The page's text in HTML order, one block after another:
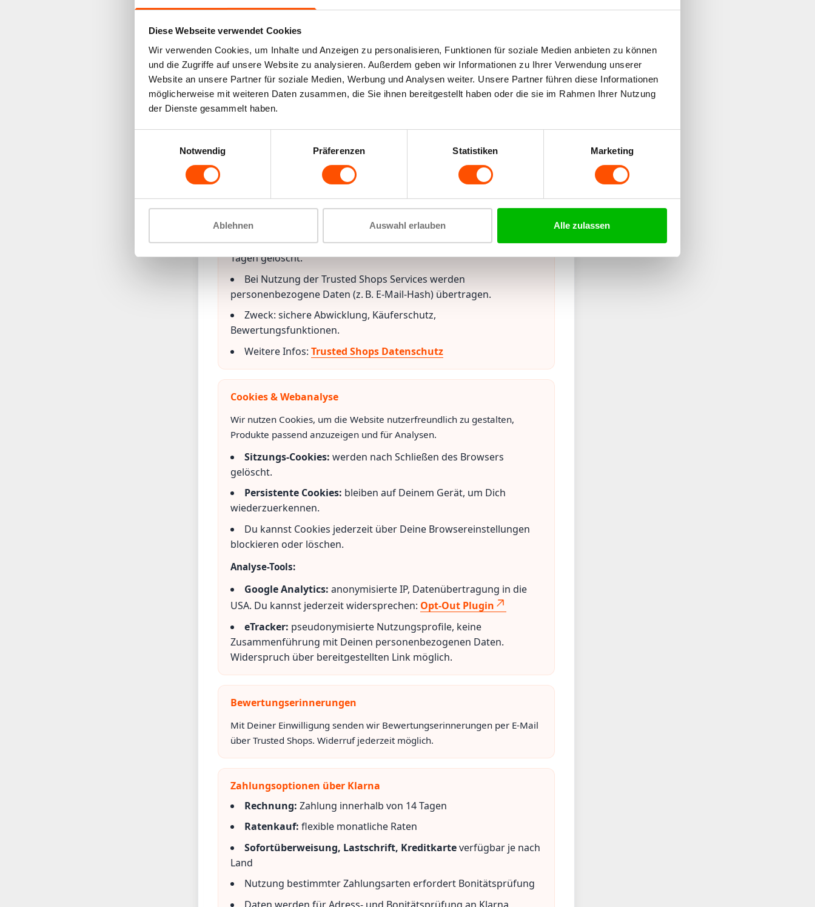
Diese Webseite verwendet Cookies
Wir verwenden Cookies, um Inhalte und Anzeigen zu personalisieren, Funktionen für soziale Medien anbieten zu können
und die Zugriffe auf unsere Website zu analysieren. Außerdem geben wir Informationen zu Ihrer Verwendung unserer
Website an unsere Partner für soziale Medien, Werbung und Analysen weiter. Unsere Partner führen diese Informationen
möglicherweise mit weiteren Daten zusammen, die Sie ihnen bereitgestellt haben oder die sie im Rahmen Ihrer Nutzung
der Dienste gesammelt haben.
Notwendig
Präferenzen Statistiken Marketing
Ablehnen Auswahl erlauben Alle zulassen
E-Mail-Newsletter
Mit Anmeldung:Wir senden Dir den Newsletter nur mit Deiner
Einwilligung. Abmeldung jederzeit möglich über Link im Newsletter
oder Kontakt.
Ohne Anmeldung:
Trusted Shops Trustbadge
und Käuferschutz anzubieten.
Zugriffsdaten werden automatisch gespeichert und nach 90
Tagen gelöscht.
Bei Nutzung der Trusted Shops Services werden
personenbezogene Daten (z. B. E-Mail-Hash) übertragen.
Zweck: sichere Abwicklung, Käuferschutz,
Bewertungsfunktionen.
Weitere Infos: Trusted Shops Datenschutz
Cookies & Webanalyse
Wir nutzen Cookies, um die Website nutzerfreundlich zu gestalten,
Produkte passend anzuzeigen und für Analysen.
Sitzungs-Cookies: werden nach Schließen des Browsers
gelöscht.
Persistente Cookies: bleiben auf Deinem Gerät, um Dich
wiederzuerkennen.
Du kannst Cookies jederzeit über Deine Browsereinstellungen
blockieren oder löschen.
Analyse-Tools:
Google Analytics: anonymisierte IP, Datenübertragung in die
USA. Du kannst jederzeit widersprechen: Opt-Out Plugin
eTracker: pseudonymisierte Nutzungsprofile, keine
Zusammenführung mit Deinen personenbezogenen Daten.
Widerspruch über bereitgestellten Link möglich.
Bewertungserinnerungen
Mit Deiner Einwilligung senden wir Bewertungserinnerungen per E-Mail
über Trusted Shops. Widerruf jederzeit möglich.
Zahlungsoptionen über Klarna
Rechnung: Zahlung innerhalb von 14 Tagen
Ratenkauf: flexible monatliche Raten
Sofortüberweisung, Lastschrift, Kreditkarteverfügbar je nach
Land
Nutzung bestimmter Zahlungsarten erfordert Bonitätsprüfung